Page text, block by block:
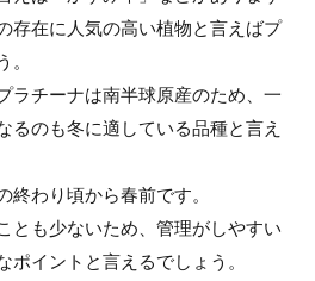
存在に人気の高い植物と言えばプ
ラチーナは南半球原産のため、一
るのも冬に適している品種と言え
終わり頃から春前です。
とも少ないため、管理がしやすい
ポイントと言えるでしょう。